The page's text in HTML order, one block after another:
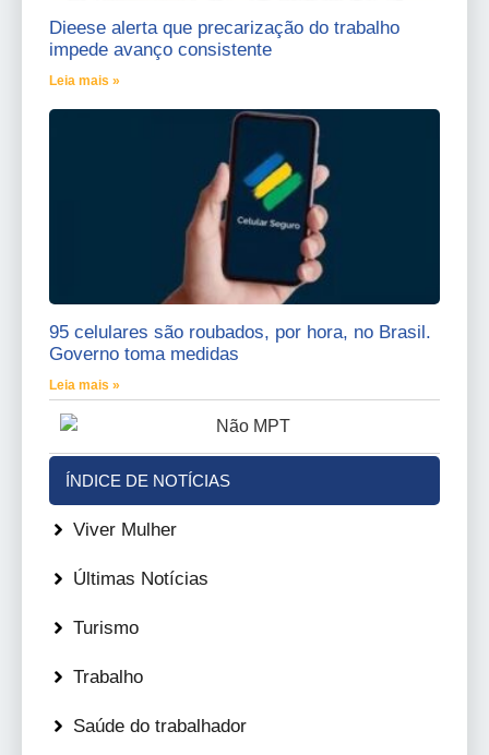
Dieese alerta que precarização do trabalho
impede avanço consistente
Leia mais »
95 celulares são roubados, por hora, no Brasil.
Governo toma medidas
Leia mais »
ÍNDICE DE NOTÍCIAS
Viver Mulher
Últimas Notícias
Turismo
Trabalho
Saúde do trabalhador